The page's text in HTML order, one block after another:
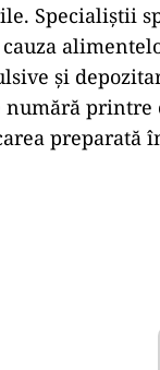
Specialiștii
și
printre
preparată